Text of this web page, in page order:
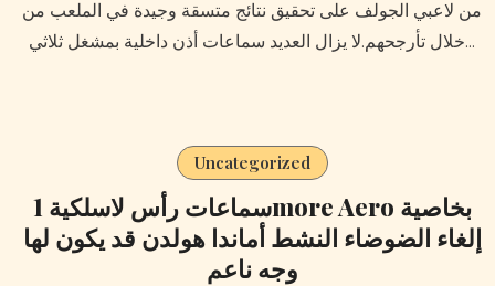
من لاعبي الجولف على تحقيق نتائج متسقة وجيدة في الملعب من
خلال تأرجحهم.لا يزال العديد سماعات أذن داخلية بمشغل ثلاثي…
Uncategorized
سماعات رأس لاسلكية 1more Aero بخاصية
إلغاء الضوضاء النشط أماندا هولدن قد يكون لها
وجه ناعم